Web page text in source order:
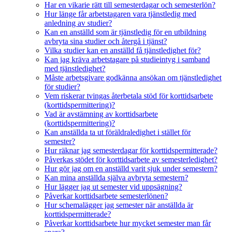
Har en vikarie rätt till semesterdagar och semesterlön?
Hur länge får arbetstagaren vara tjänstledig med
anledning av studier?
Kan en anställd som är tjänstledig för en utbildning
avbryta sina studier och återgå i tjänst?
Vilka studier kan en anställd få tjänstledighet för?
Kan jag kräva arbetstagare på studieintyg i samband
med tjänstledighet?
Måste arbetsgivare godkänna ansökan om tjänstledighet
för studier?
Vem riskerar tvingas återbetala stöd för korttidsarbete
(korttidspermittering)?
Vad är avstämning av korttidsarbete
(korttidspermittering)?
Kan anställda ta ut föräldraledighet i stället för
semester?
Hur räknar jag semesterdagar för korttidspermitterade?
Påverkas stödet för korttidsarbete av semesterledighet?
Hur gör jag om en anställd varit sjuk under semestern?
Kan mina anställda själva avbryta semestern?
Hur lägger jag ut semester vid uppsägning?
Påverkar korttidsarbete semesterlönen?
Hur schemalägger jag semester när anställda är
korttidspermitterade?
Påverkar korttidsarbete hur mycket semester man får